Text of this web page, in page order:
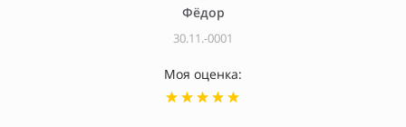
Фёдор
30.11.-0001
Моя оценка: